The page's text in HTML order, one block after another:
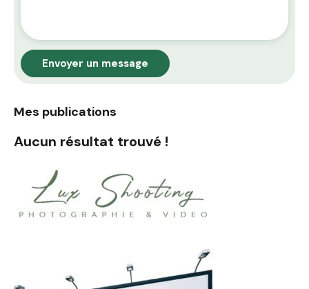
Envoyer un message
Mes publications
Aucun résultat trouvé !